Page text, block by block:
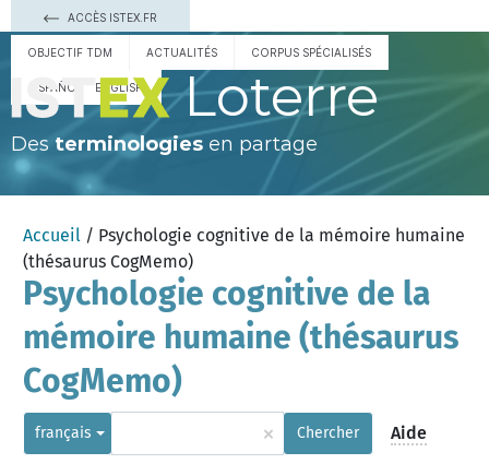
ACCÈS ISTEX.FR
OBJECTIF TDM ACTUALITÉS CORPUS SPÉCIALISÉS
ESPAÑOL ENGLISH Loterre
Des terminologies en partage
Accueil / Psychologie cognitive de la mémoire humaine
(thésaurus CogMemo)
Psychologie cognitive de la
mémoire humaine (thésaurus
CogMemo)
français × Chercher Aide